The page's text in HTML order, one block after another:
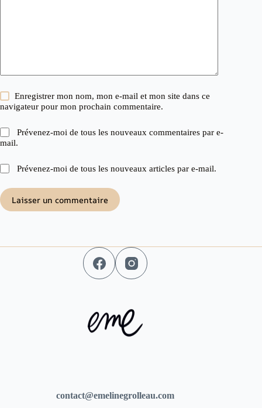
Enregistrer mon nom, mon e-mail et mon site dans ce
navigateur pour mon prochain commentaire.
Prévenez-moi de tous les nouveaux commentaires par e-
mail.
Prévenez-moi de tous les nouveaux articles par e-mail.
Laisser un commentaire
contact@emelinegrolleau.com